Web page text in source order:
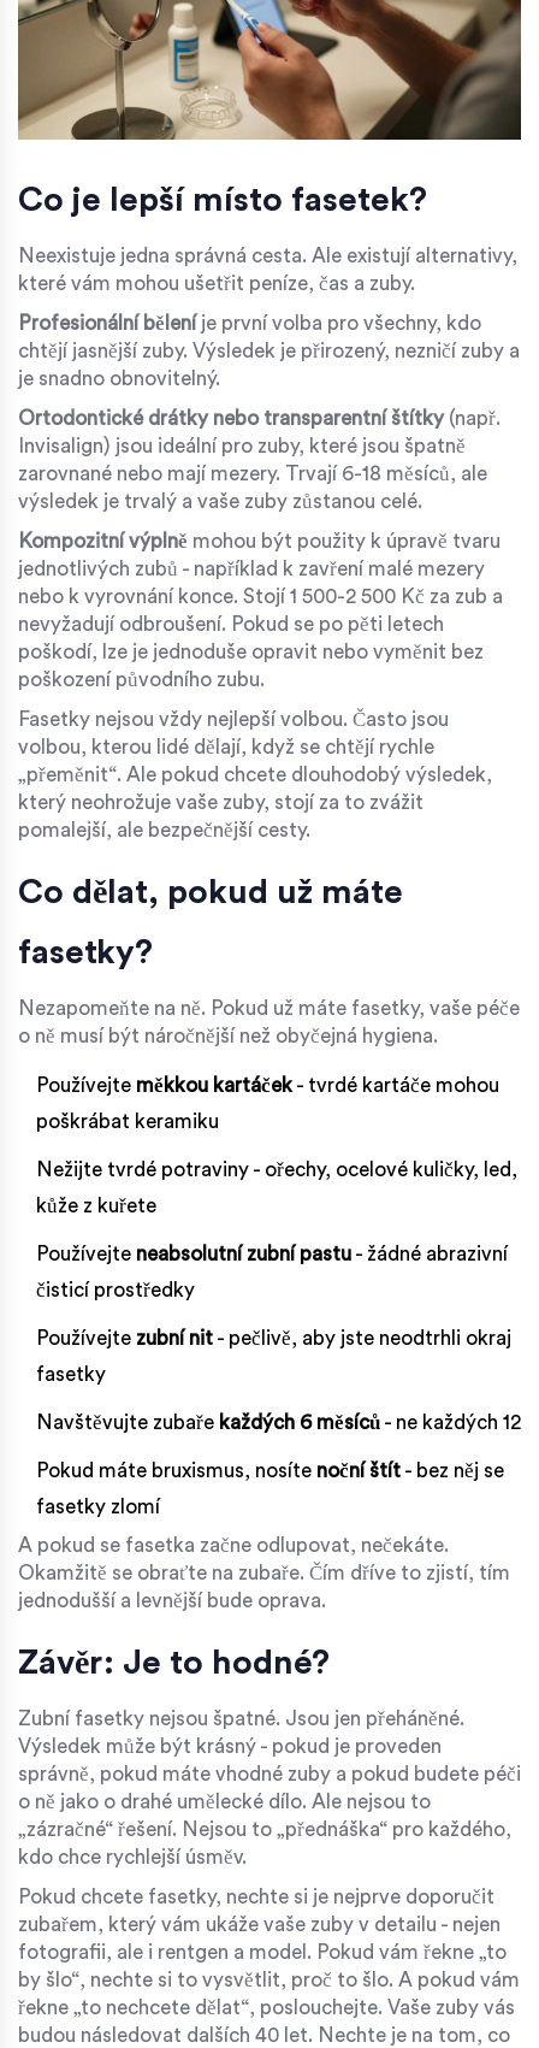
Co je lepší místo fasetek?
Neexistuje jedna správná cesta. Ale existují alternativy,
které vám mohou ušetřit peníze, čas a zuby.
Profesionální bělení je první volba pro všechny, kdo
chtějí jasnější zuby. Výsledek je přirozený, nezničí zuby a
je snadno obnovitelný.
Ortodontické drátky nebo transparentní štítky(např.
Invisalign) jsou ideální pro zuby, které jsou špatně
zarovnané nebo mají mezery. Trvají 6-18 měsíců, ale
výsledek je trvalý a vaše zuby zůstanou celé.
Kompozitní výplně mohou být použity k úpravě tvaru
jednotlivých zubů - například k zavření malé mezery
nebo k vyrovnání konce. Stojí 1 500-2 500 Kč za zub a
nevyžadují odbroušení. Pokud se po pěti letech
poškodí, lze je jednoduše opravit nebo vyměnit bez
poškození původního zubu.
Fasetky nejsou vždy nejlepší volbou. Často jsou
volbou, kterou lidé dělají, když se chtějí rychle
„přeměnit“. Ale pokud chcete dlouhodobý výsledek,
který neohrožuje vaše zuby, stojí za to zvážit
pomalejší, ale bezpečnější cesty.
Co dělat, pokud už máte
fasetky?
Nezapomeňte na ně. Pokud už máte fasetky, vaše péče
o ně musí být náročnější než obyčejná hygiena.
Používejte měkkou kartáček- tvrdé kartáče mohou
poškrábat keramiku
Nežijte tvrdé potraviny - ořechy, ocelové kuličky, led,
kůže z kuřete
Používejte neabsolutní zubní pastu - žádné abrazivní
čisticí prostředky
Používejte zubní nit - pečlivě, aby jste neodtrhli okraj
fasetky
Navštěvujte zubaře každých 6 měsíců - ne každých 12
Pokud máte bruxismus, nosíte noční štít - bez něj se
fasetky zlomí
A pokud se fasetka začne odlupovat, nečekáte.
Okamžitě se obraťte na zubaře. Čím dříve to zjistí, tím
jednodušší a levnější bude oprava.
Závěr: Je to hodné?
Zubní fasetky nejsou špatné. Jsou jen přeháněné.
Výsledek může být krásný - pokud je proveden
správně, pokud máte vhodné zuby a pokud budete péči
o ně jako o drahé umělecké dílo. Ale nejsou to
„zázračné“ řešení. Nejsou to „přednáška“ pro každého,
kdo chce rychlejší úsměv.
Pokud chcete fasetky, nechte si je nejprve doporučit
zubařem, který vám ukáže vaše zuby v detailu - nejen
fotografii, ale i rentgen a model. Pokud vám řekne „to
by šlo“, nechte si to vysvětlit, proč to šlo. A pokud vám
řekne „to nechcete dělat“, poslouchejte. Vaše zuby vás
budou následovat dalších 40 let. Nechte je na tom, co